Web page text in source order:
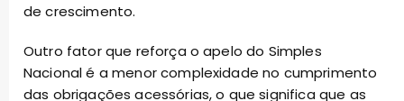
de crescimento.
Outro fator que reforça o apelo do Simples
Nacional é a menor complexidade no cumprimento
das obrigações acessórias, o que significa que as